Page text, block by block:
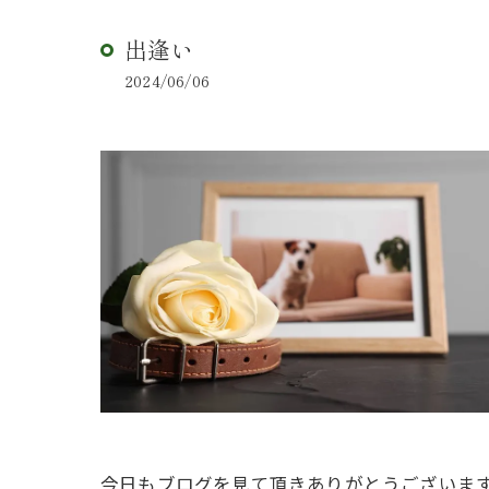
出逢い
2024/06/06
今日もブログを見て頂きありがとうございま